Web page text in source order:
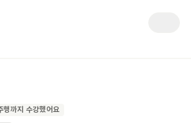
행까지 수강했어요